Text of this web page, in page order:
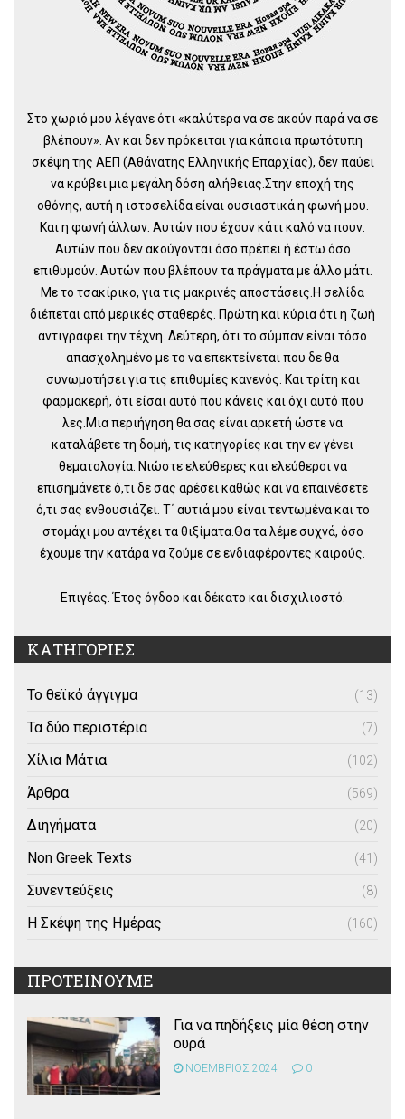
Στο χωριό μου λέγανε ότι «καλύτερα να σε ακούν παρά να σε
βλέπουν». Αν και δεν πρόκειται για κάποια πρωτότυπη
σκέψη της ΑΕΠ (Αθάνατης Ελληνικής Επαρχίας), δεν παύει
να κρύβει μια μεγάλη δόση αλήθειας.Στην εποχή της
οθόνης, αυτή η ιστοσελίδα είναι ουσιαστικά η φωνή μου.
Και η φωνή άλλων. Αυτών που έχουν κάτι καλό να πουν.
Αυτών που δεν ακούγονται όσο πρέπει ή έστω όσο
επιθυμούν. Αυτών που βλέπουν τα πράγματα με άλλο μάτι.
Με το τσακίρικο, για τις μακρινές αποστάσεις.Η σελίδα
διέπεται από μερικές σταθερές. Πρώτη και κύρια ότι η ζωή
αντιγράφει την τέχνη. Δεύτερη, ότι το σύμπαν είναι τόσο
απασχολημένο με το να επεκτείνεται που δε θα
συνωμοτήσει για τις επιθυμίες κανενός. Και τρίτη και
φαρμακερή, ότι είσαι αυτό που κάνεις και όχι αυτό που
λες.Μια περιήγηση θα σας είναι αρκετή ώστε να
καταλάβετε τη δομή, τις κατηγορίες και την εν γένει
θεματολογία. Νιώστε ελεύθερες και ελεύθεροι να
επισημάνετε ό,τι δε σας αρέσει καθώς και να επαινέσετε
ό,τι σας ενθουσιάζει. Τ΄ αυτιά μου είναι τεντωμένα και το
στομάχι μου αντέχει τα θιξίματα.Θα τα λέμε συχνά, όσο
έχουμε την κατάρα να ζούμε σε ενδιαφέροντες καιρούς.
Επιγέας. Έτος όγδοο και δέκατο και δισχιλιοστό.
ΚΑΤΗΓΟΡΙΕΣ
Το θεϊκό άγγιγμα (13)
Τα δύο περιστέρια (7)
Χίλια Μάτια (102)
Άρθρα (569)
Διηγήματα (20)
Non Greek Texts (41)
Συνεντεύξεις (8)
Η Σκέψη της Ημέρας (160)
ΠΡΟΤΕΙΝΟΥΜΕ
Για να πηδήξεις μία θέση στην
ουρά
ΝΟΕΜΒΡΙΟΣ 2024 0